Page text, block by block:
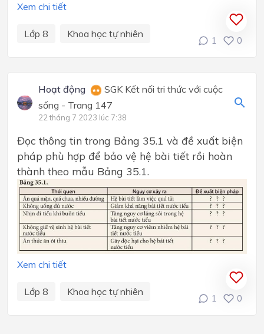
Xem chi tiết
Lớp 8 Khoa học tự nhiên
1 0
Hoạt động
SGK Kết nối tri thức với cuộc
sống - Trang 147
22 tháng 7 2023 lúc 7:38
Đọc thông tin trong Bảng 35.1 và đề xuất biện
pháp phù hợp để bảo vệ hệ bài tiết rồi hoàn
thành theo mẫu Bảng 35.1.
Xem chi tiết
Lớp 8 Khoa học tự nhiên
1 0